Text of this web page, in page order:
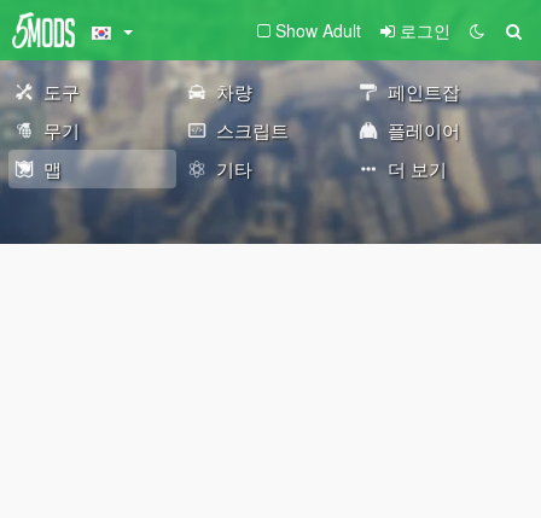
Show Adult 로그인
도구 차량
페인트잡
무기
스크립트
플레이어
맵
기타 더 보기